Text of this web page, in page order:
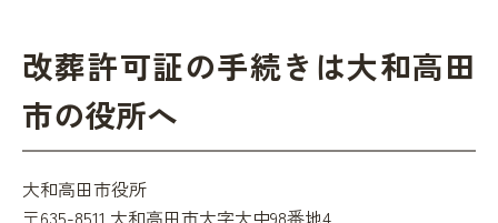
改葬許可証の手続きは大和高田
市の役所へ
大和高田市役所
〒635-8511 大和高田市大字大中98番地4